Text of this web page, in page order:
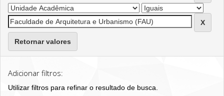
Retornar valores
Adicionar filtros:
Utilizar filtros para refinar o resultado de busca.